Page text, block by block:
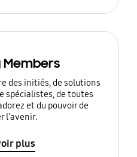
Members
des initiés, de solutions
spécialistes, de toutes
et du pouvoir de
l'avenir.
plus